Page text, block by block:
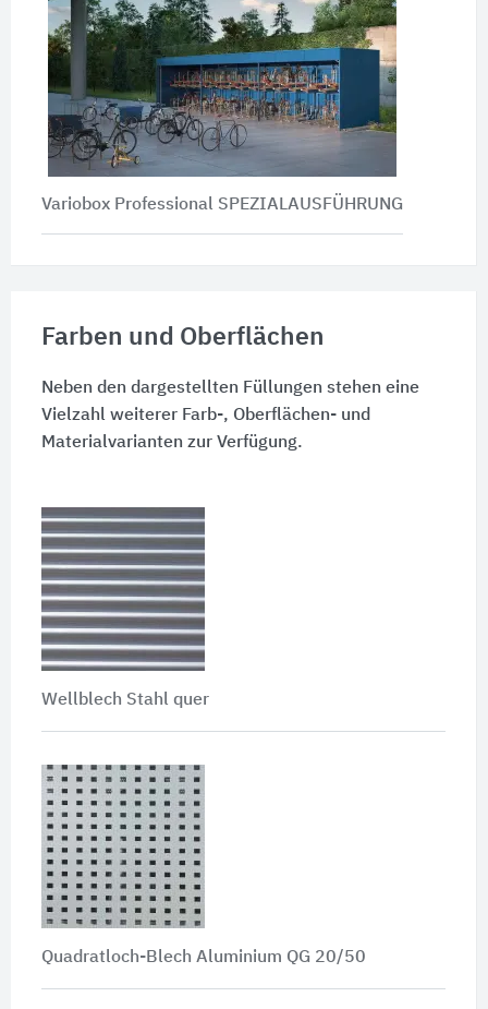
Variobox Professional SPEZIALAUSFÜHRUNG
Farben und Oberflächen
Neben den dargestellten Füllungen stehen eine
Vielzahl weiterer Farb-, Oberflächen- und
Materialvarianten zur Verfügung.
Wellblech Stahl quer
Quadratloch-Blech Aluminium QG 20/50